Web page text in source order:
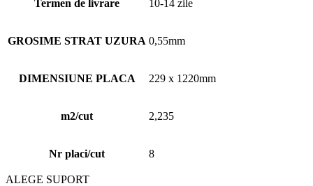
Termen de livrare 10-14 zile
GROSIME STRAT UZURA 0,55mm
DIMENSIUNE PLACA 229 x 1220mm
m2/cut 2,235
Nr placi/cut 8
ALEGE SUPORT